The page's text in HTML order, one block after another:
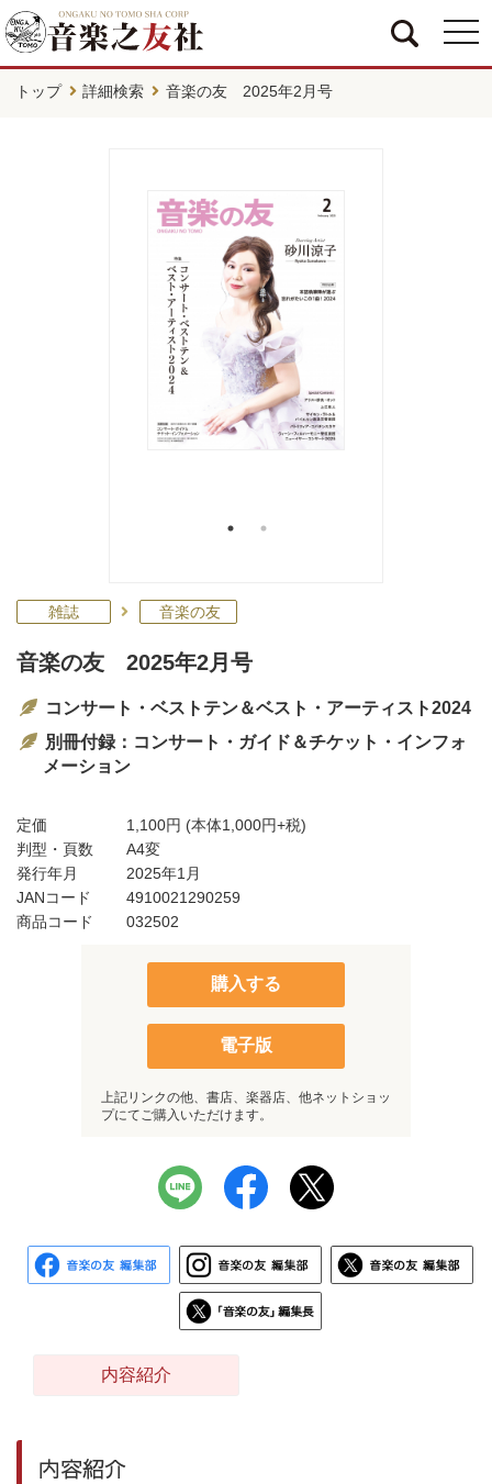
トップ 詳細検索 音楽の友 2025年2月号
雑誌 音楽の友
音楽の友 2025年2月号
コンサート・ベストテン＆ベスト・アーティスト2024
別冊付録：コンサート・ガイド＆チケット・インフォ
メーション
定価 1,100円 (本体1,000円+税)
判型・頁数
A4変
発行年月
2025年1月
JANコード
4910021290259
商品コード
032502
購入する
電子版
上記リンクの他、書店、楽器店、他ネットショッ
プにてご購入いただけます。
内容紹介
内容紹介